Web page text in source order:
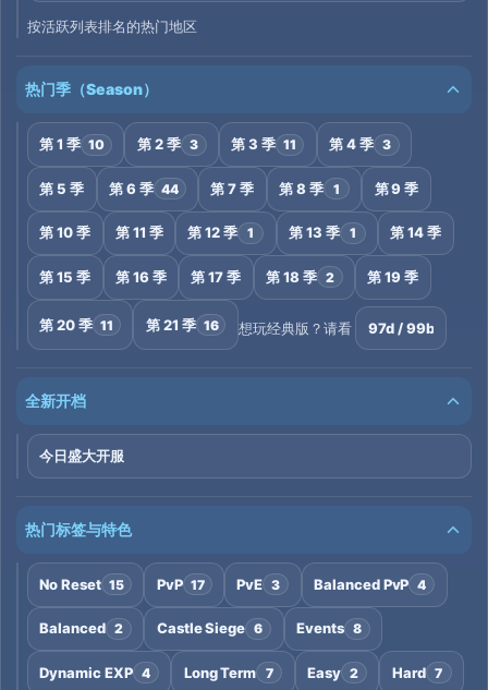
按活跃列表排名的热门地区
热门季（Season）
第 1 季 10 第 2 季 3 第 3 季 11 第 4 季 3
第 5 季 第 6 季 44 第 7 季 第 8 季 1 第 9 季
第 10 季 第 11 季 第 12 季 1 第 13 季 1 第 14 季
第 15 季 第 16 季 第 17 季 第 18 季 2 第 19 季
第 20 季 11 第 21 季 16 想玩经典版？请看 97d / 99b
全新开档
今日盛大开服
热门标签与特色
No Reset 15 PvP 17 PvE 3 Balanced PvP 4
Balanced 2 Castle Siege 6 Events 8
Dynamic EXP 4 Long Term 7 Easy 2 Hard 7